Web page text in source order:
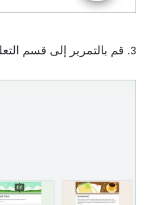
3. قم بالتمرير إلى قسم التعليم وافتح اختبار